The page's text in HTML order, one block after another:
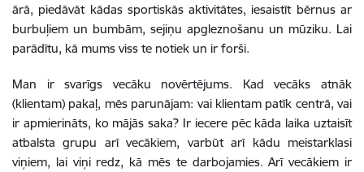
ārā, piedāvāt kādas sportiskās aktivitātes, iesaistīt bērnus ar
burbuļiem un bumbām, sejiņu apgleznošanu un mūziku. Lai
parādītu, kā mums viss te notiek un ir forši.
Man ir svarīgs vecāku novērtējums. Kad vecāks atnāk
(klientam) pakaļ, mēs parunājam: vai klientam patīk centrā, vai
ir apmierināts, ko mājās saka? Ir iecere pēc kāda laika uztaisīt
atbalsta grupu arī vecākiem, varbūt arī kādu meistarklasi
viņiem, lai viņi redz, kā mēs te darbojamies. Arī vecākiem ir